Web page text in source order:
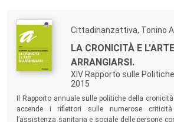
Cittadinanzattiva, Tonino
LA CRONICITÀ E
ARRANGIARSI.
XIV Rapporto sulle
2015
Il Rapporto annuale sulle politiche della
accende i riflettori sulle numerose
l’assistenza sanitaria e sociale delle persone